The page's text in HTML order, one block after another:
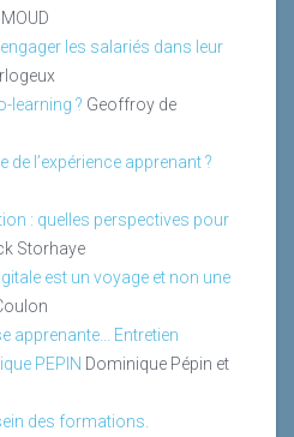
les salariés dans leur
learning ? Geoffroy de
de l’expérience apprenant ?
: quelles perspectives pour
Storhaye
est un voyage et non une
apprenante... Entretien
PEPIN Dominique Pépin et
des formations.